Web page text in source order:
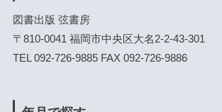
図書出版 弦書房
〒810-0041 福岡市中央区大名2-2-43-301
TEL 092-726-9885 FAX 092-726-9886